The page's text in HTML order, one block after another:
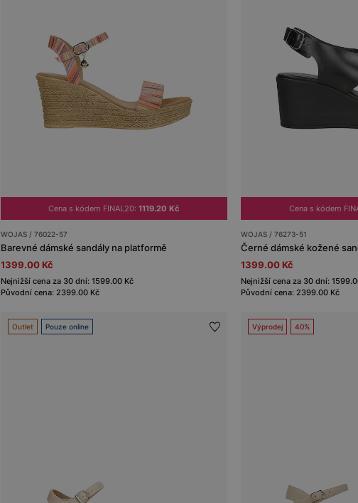
Cena s kódem FINAL20:1119.20 Kč
WOJAS / 76022-57
Barevné dámské sandály na platformě
1399.00 Kč
Nejnižší cena za 30 dní: 1599.00 Kč
Původní cena: 2399.00 Kč
Cena s kódem
WOJAS / 76273-51
1399.00 Kč
Nejnižší cena za 30 dní:
Původní cena: 2399.00 Kč
Outlet Pouze online Výprodej 40%